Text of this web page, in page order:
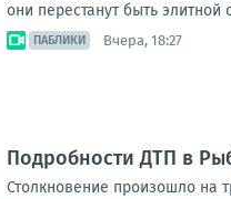
они перестанут быть
ПАБЛИКИ Вчера, 18:27
Подробности ДТП в
Столкновение произошло на